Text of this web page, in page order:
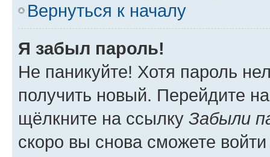
Вернуться к началу
Я забыл пароль!
Не паникуйте! Хотя пароль
получить новый. Перейдите
щёлкните на ссылку Забыли
скоро вы снова сможете